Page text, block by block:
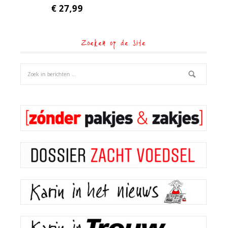
€ 27,99
Zoeken op de site